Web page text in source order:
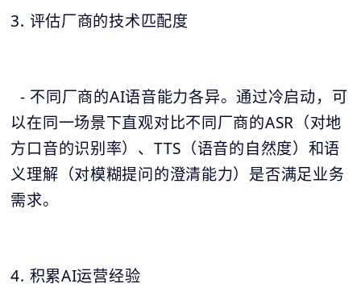
3. 评估厂商的技术匹配度
- 不同厂商的AI语音能力各异。通过冷启动，可
以在同一场景下直观对比不同厂商的ASR（对地
方口音的识别率）、TTS（语音的自然度）和语
义理解（对模糊提问的澄清能力）是否满足业务
需求。
4. 积累AI运营经验